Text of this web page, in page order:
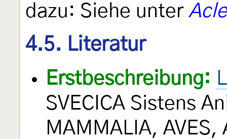
dazu: Siehe unter
4.5. Literatur
Erstbeschreibung:
SVECICA Sistens
MAMMALIA, AVES,